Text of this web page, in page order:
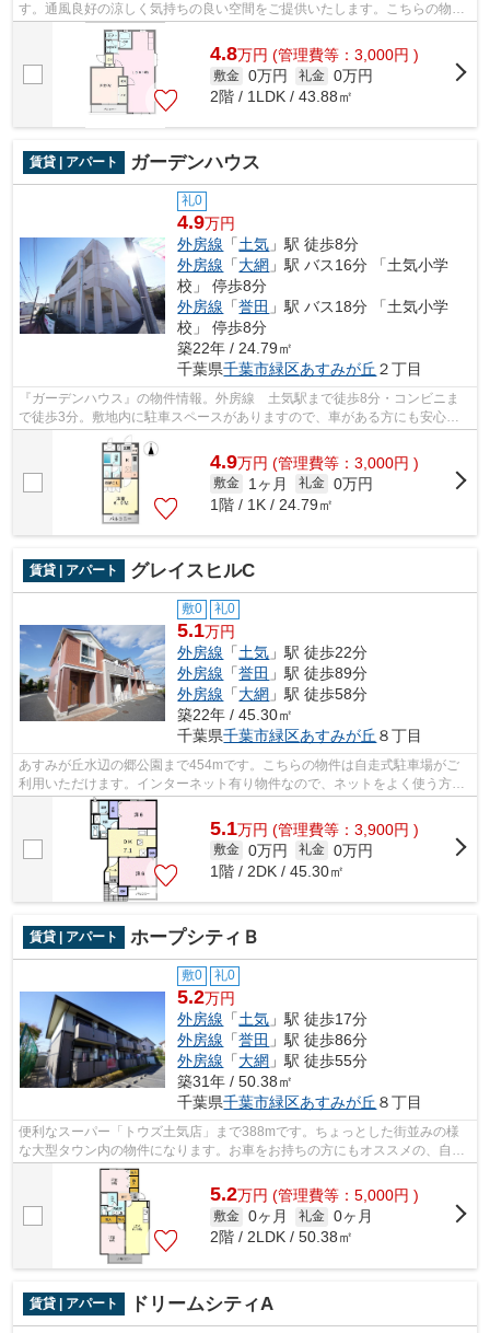
す。通風良好の涼しく気持ちの良い空間をご提供いたします。こちらの物件
は自走式駐車場がご利用いただけます。...
4.8万円 (管理費等：3,000円 )
敷金 0万円 礼金 0万円
2階 / 1LDK / 43.88㎡
賃貸 | アパート ガーデンハウス
礼0
4.9万円
外房線 「土気 」駅 徒歩8分
外房線 「大網 」駅 バス16分 「土気小学
校」 停歩8分
外房線 「誉田 」駅 バス18分 「土気小学
校」 停歩8分
築22年 / 24.79㎡
千葉県千葉市緑区あすみが丘 ２丁目
『ガーデンハウス』の物件情報。外房線 土気駅まで徒歩8分・コンビニま
で徒歩3分。敷地内に駐車スペースがありますので、車がある方にも安心し
ていただけます。たっぷり収納できるク...
4.9万円 (管理費等：3,000円 )
敷金 1ヶ月 礼金 0万円
1階 / 1K / 24.79㎡
賃貸 | アパート グレイスヒルC
敷0 礼0
5.1万円
外房線 「土気 」駅 徒歩22分
外房線 「誉田 」駅 徒歩89分
外房線 「大網 」駅 徒歩58分
築22年 / 45.30㎡
千葉県千葉市緑区あすみが丘 ８丁目
あすみが丘水辺の郷公園まで454mです。こちらの物件は自走式駐車場がご
利用いただけます。インターネット有り物件なので、ネットをよく使う方に
おすすめです。千葉市緑区エリアの賃貸...
5.1万円 (管理費等：3,900円 )
敷金 0万円 礼金 0万円
1階 / 2DK / 45.30㎡
賃貸 | アパート ホープシティＢ
敷0 礼0
5.2万円
外房線 「土気 」駅 徒歩17分
外房線 「誉田 」駅 徒歩86分
外房線 「大網 」駅 徒歩55分
築31年 / 50.38㎡
千葉県千葉市緑区あすみが丘 ８丁目
便利なスーパー「トウズ土気店」まで388mです。ちょっとした街並みの様
な大型タウン内の物件になります。お車をお持ちの方にもオススメの、自走
式駐車場を利用できる物件です。千葉市...
5.2万円 (管理費等：5,000円 )
敷金 0ヶ月 礼金 0ヶ月
2階 / 2LDK / 50.38㎡
賃貸 | アパート ドリームシティA